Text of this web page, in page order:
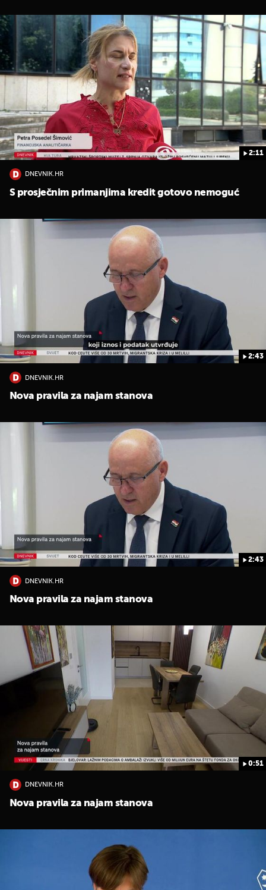
2:11
DNEVNIK.HR
S prosječnim primanjima kredit gotovo nemoguć
2:43
DNEVNIK.HR
Nova pravila za najam stanova
2:43
DNEVNIK.HR
Nova pravila za najam stanova
0:51
DNEVNIK.HR
Nova pravila za najam stanova